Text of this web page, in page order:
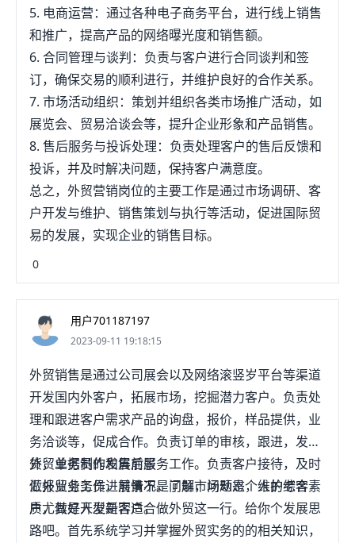
5. 电商运营：通过各种电子商务平台，进行线上销售
和推广，提高产品的网络曝光度和销售额。
6. 合同管理与谈判：负责与客户进行合同谈判和签
订，确保交易的顺利进行，并维护良好的合作关系。
7. 市场活动组织：策划并组织各类市场推广活动，如
展览会、贸易洽谈会等，提升企业形象和产品销售。
8. 售后服务与投诉处理：负责处理客户的售后反馈和
投诉，并及时解决问题，保持客户满意度。
总之，外贸营销岗位的主要工作是通过市场调研、客
户开发与维护、销售策划与执行等活动，促进国际贸
易的发展，实现企业的销售目标。
0
用户701187197
2023-09-11 19:18:15
外贸销售是通过公司展会以及网络滚竖岁平台等渠道
开发国内外客户，拓展市场，挖掘潜力客户。负责处
理和跟进客户需求产品的询盘，报价，样品提供，业
务洽谈等，促成合作。负责订单的审核，跟进，发
货，单据制作和售后服务工作。负责客户接待，及时
汇报业务工作进展情况。了解市场动态，维护老客
户，做好开发新客户。
外贸业务员的发展前景
做外贸业务员，前景不是问题，问题是个人的综合素
质尤其是人型是否适合做外贸这一行。给你个发展思
路吧。首先系统学习并掌握外贸实务的的相关知识，